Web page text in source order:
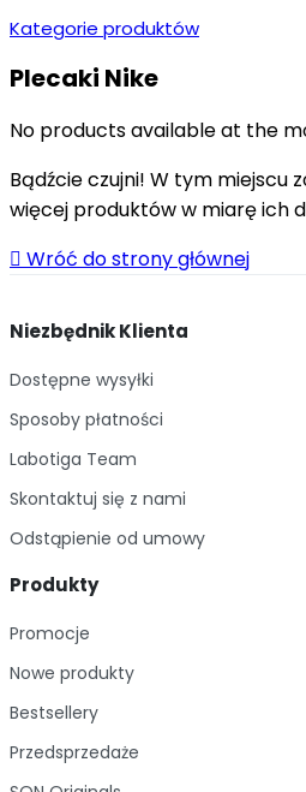
Kategorie produktów
Plecaki Nike
No products available at the
Bądźcie czujni! W tym miejscu
więcej produktów w miarę ich
 Wróć do strony głównej
Niezbędnik Klienta
Dostępne wysyłki
Sposoby płatności
Labotiga Team
Skontaktuj się z nami
Odstąpienie od umowy
Produkty
Promocje
Nowe produkty
Bestsellery
Przedsprzedaże